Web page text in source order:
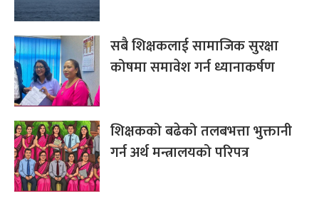
सबै शिक्षकलाई सामाजिक सुरक्षा
कोषमा समावेश गर्न ध्यानाकर्षण
शिक्षकको बढेको तलबभत्ता भुक्तानी
गर्न अर्थ मन्त्रालयको परिपत्र